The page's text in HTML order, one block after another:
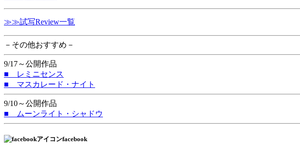
≫≫試写Review一覧
－その他おすすめ－
9/17～公開作品
■ レミニセンス
■ マスカレード・ナイト
9/10～公開作品
■ ムーンライト・シャドウ
facebook